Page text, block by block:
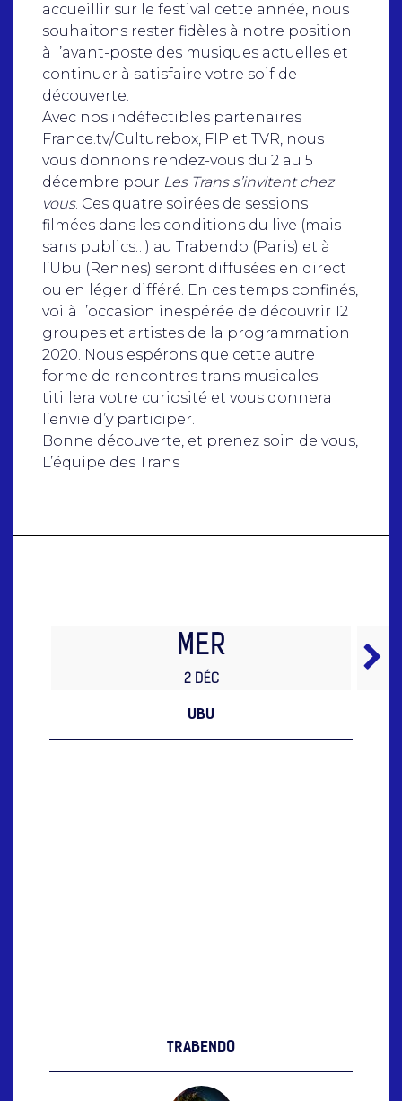
accueillir sur le festival cette année, nous
souhaitons rester fidèles à notre position
à l’avant-poste des musiques actuelles et
continuer à satisfaire votre soif de
découverte.
Avec nos indéfectibles partenaires
France.tv/Culturebox, FIP et TVR, nous
vous donnons rendez-vous du 2 au 5
décembre pour Les Trans s’invitent chez
vous. Ces quatre soirées de sessions
filmées dans les conditions du live (mais
sans publics…) au Trabendo (Paris) et à
l’Ubu (Rennes) seront diffusées en direct
ou en léger différé. En ces temps confinés,
voilà l’occasion inespérée de découvrir 12
groupes et artistes de la programmation
2020. Nous espérons que cette autre
forme de rencontres trans musicales
titillera votre curiosité et vous donnera
l’envie d’y participer.
Bonne découverte, et prenez soin de vous,
L’équipe des Trans
MER
2 DÉC
UBU
TRABENDO